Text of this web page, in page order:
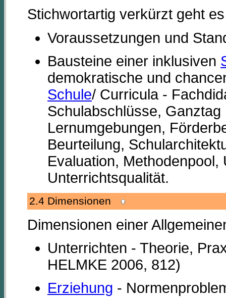
Stichwortartig verkürzt geht
Voraussetzungen und
Bausteine einer inklusiven
demokratische und
Schule/ Curricula -
Schulabschlüsse,
Lernumgebungen,
Beurteilung,
Evaluation,
Unterrichtsqualität.
2.4 Dimensionen
Dimensionen einer
Unterrichten - Theorie,
HELMKE 2006, 812)
Erziehung -